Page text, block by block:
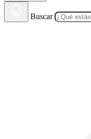
Buscar